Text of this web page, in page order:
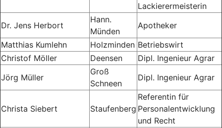
Lackierermeisterin
Dr. Jens Herbort
Hann.
Münden
Apotheker
Matthias Kumlehn
Holzminden Betriebswirt
Christof Möller
Deensen
Dipl. Ingenieur Agrar
Jörg Müller
Groß
Schneen
Dipl. Ingenieur Agrar
Christa Siebert Staufenberg
Referentin für
Personalentwicklung
und Recht